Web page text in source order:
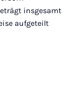
insgesamt
aufgeteilt